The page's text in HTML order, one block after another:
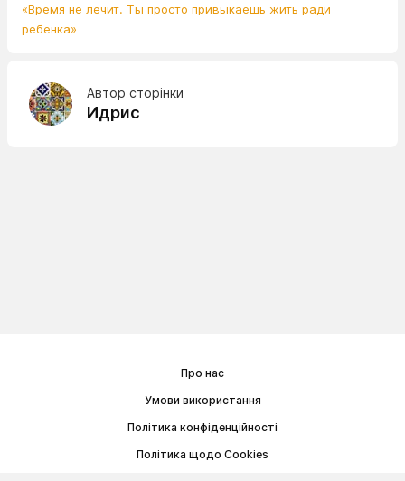
«Время не лечит. Ты просто привыкаешь жить ради
ребенка»
Автор сторінки
Идрис
Про нас
Умови використання
Політика конфіденційності
Політика щодо Cookies